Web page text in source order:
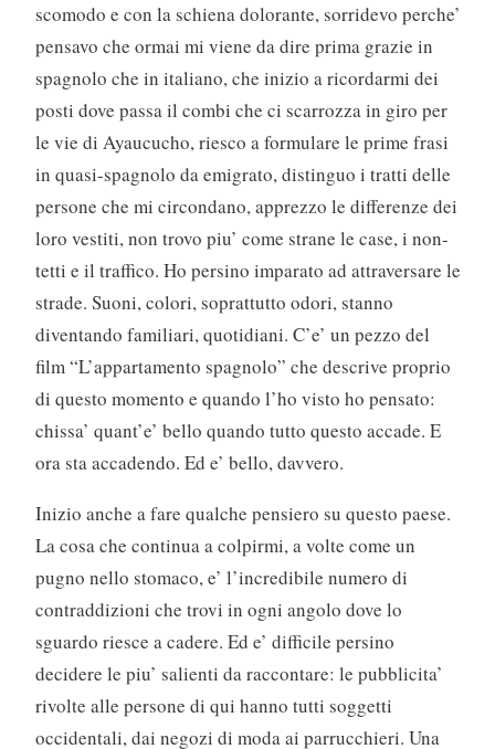
scomodo e con la schiena dolorante, sorridevo perche’
pensavo che ormai mi viene da dire prima grazie in
spagnolo che in italiano, che inizio a ricordarmi dei
posti dove passa il combi che ci scarrozza in giro per
le vie di Ayaucucho, riesco a formulare le prime frasi
in quasi-spagnolo da emigrato, distinguo i tratti delle
persone che mi circondano, apprezzo le differenze dei
loro vestiti, non trovo piu’ come strane le case, i non-
tetti e il traffico. Ho persino imparato ad attraversare le
strade. Suoni, colori, soprattutto odori, stanno
diventando familiari, quotidiani. C’e’ un pezzo del
film “L’appartamento spagnolo” che descrive proprio
di questo momento e quando l’ho visto ho pensato:
chissa’ quant’e’ bello quando tutto questo accade. E
ora sta accadendo. Ed e’ bello, davvero.
Inizio anche a fare qualche pensiero su questo paese.
La cosa che continua a colpirmi, a volte come un
pugno nello stomaco, e’ l’incredibile numero di
contraddizioni che trovi in ogni angolo dove lo
sguardo riesce a cadere. Ed e’ difficile persino
decidere le piu’ salienti da raccontare: le pubblicita’
rivolte alle persone di qui hanno tutti soggetti
occidentali, dai negozi di moda ai parrucchieri. Una